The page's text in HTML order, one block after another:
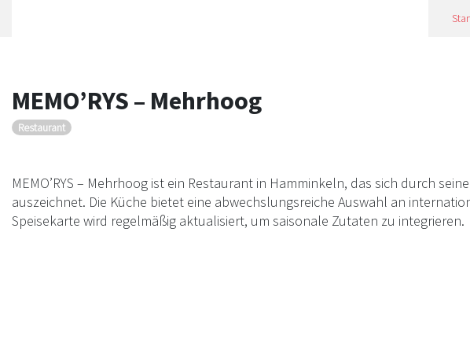
MEMO’RYS – Mehrhoog
Restaurant
MEMO’RYS – Mehrhoog ist ein Restaurant in Hamminkeln, das sich durch
auszeichnet. Die Küche bietet eine abwechslungsreiche Auswahl an
Speisekarte wird regelmäßig aktualisiert, um saisonale Zutaten zu integrieren.